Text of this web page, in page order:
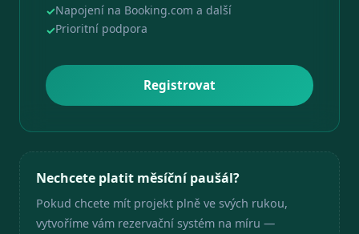
Napojení na Booking.com a další
Prioritní podpora
Registrovat
Nechcete platit měsíční paušál?
Pokud chcete mít projekt plně ve svých rukou,
vytvoříme vám rezervační systém na míru —